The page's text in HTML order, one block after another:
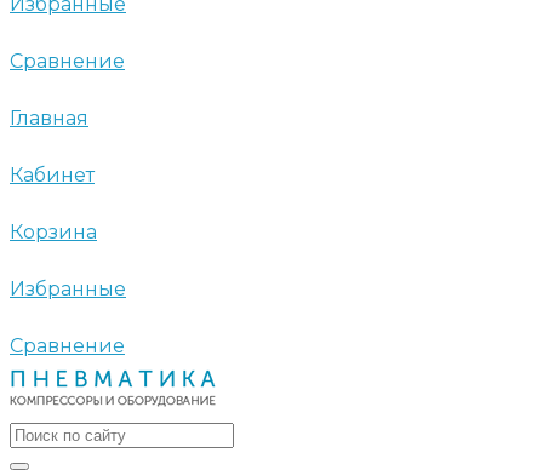
Сравнение
Главная
Кабинет
Корзина
Избранные
Сравнение